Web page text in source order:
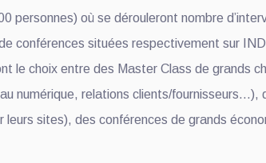
personnes) où se dérouleront nombre
conférences situées respectivement sur
le choix entre des Master Class de grands
numérique, relations clients/fournisseurs…),
sites), des conférences de grands